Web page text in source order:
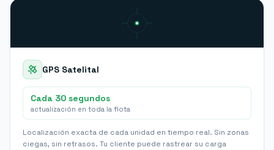
GPS Satelital
Cada 30 segundos
actualización en toda la flota
Localización exacta de cada unidad en tiempo real. Sin zonas
ciegas, sin retrasos. Tu cliente puede rastrear su carga